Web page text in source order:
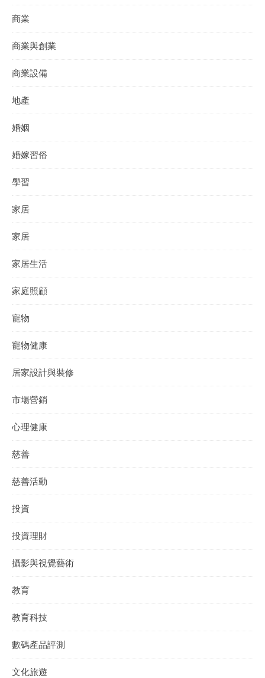
商業
商業與創業
商業設備
地產
婚姻
婚嫁習俗
學習
家居
家居
家居生活
家庭照顧
寵物
寵物健康
居家設計與裝修
市場營銷
心理健康
慈善
慈善活動
投資
投資理財
攝影與視覺藝術
教育
教育科技
數碼產品評測
文化旅遊